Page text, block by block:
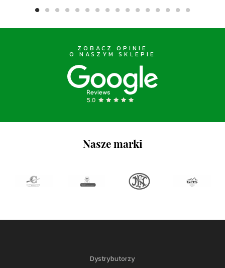
ZOBACZ OPINIE
O NASZYM SKLEPIE
Nasze marki
Dystrybutorzy